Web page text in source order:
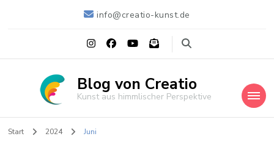
info@creatio-kunst.de
Blog von Creatio
Kunst aus himmlischer Perspektive
Start 2024 Juni